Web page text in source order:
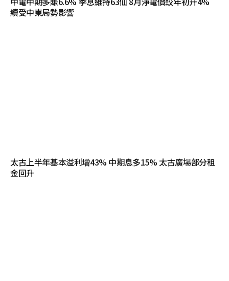
續受中東局勢影響
太古上半年基本溢利增43% 中期息多15% 太古廣場部分租
金回升